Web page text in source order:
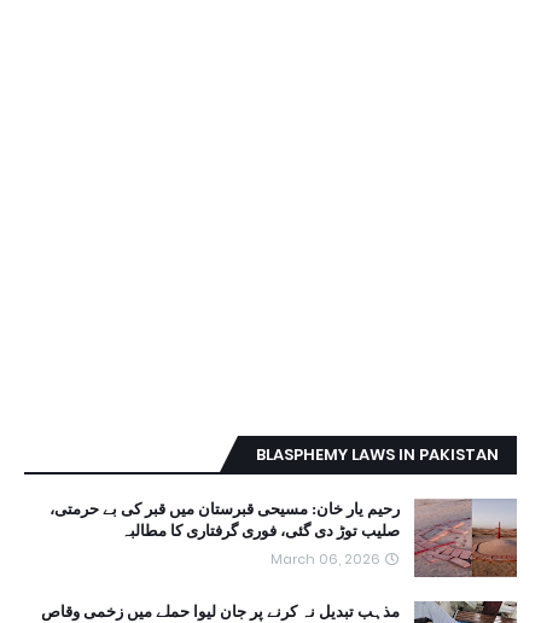
BLASPHEMY LAWS IN PAKISTAN
رحیم یار خان: مسیحی قبرستان میں قبر کی بے حرمتی،
صلیب توڑ دی گئی، فوری گرفتاری کا مطالبہ
March 06, 2026
مذہب تبدیل نہ کرنے پر جان لیوا حملے میں زخمی وقاص